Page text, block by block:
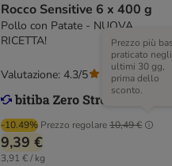
Rocco Sensitive 6 x 400 g
Pollo con Patate - NUOVA
RICETTA!
-10.49% Prezzo regolare10,49 €
Prezzo più
praticato negli
ultimi 30 gg,
prima dello
sconto.
9,39 €
3,91 € / kg
Valutazione: 4.3/5 (56